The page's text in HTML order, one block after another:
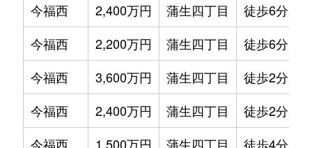
今福西
2,400万円 蒲生四丁目 徒歩6分
今福西
2,200万円 蒲生四丁目 徒歩6分
今福西
3,600万円 蒲生四丁目 徒歩2分
今福西
2,400万円 蒲生四丁目 徒歩2分
今福西
1,500万円 蒲生四丁目 徒歩4分